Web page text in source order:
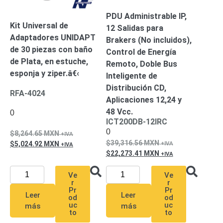
con
Respaldo Inyectores
PoEPDUPlantas
de
EnergíaPoE
Alcance
Completos
IP
Canales
TurboHD
de 8
Canales
Monitores
Kit Universal de
Adaptadores UNIDAPT
de 30 piezas con baño
de Plata, en estuche,
esponja y ziper.â€‹
RFA-4024
0
8,264.65MXN
5,024.92 MXN
Leer
más
Ve
r
Pr
od
uc
to
PDU Administrable IP,
12 Salidas para
Brakers (No incluidos),
Control de Energía
Remoto, Doble Bus
Inteligente de
Distribución CD,
Aplicaciones 12,24 y
48 Vcc.
ICT200DB-12IRC
0
39,316.56MXN
22,273.41 MXN
Leer
más
Ve
r
Pr
od
uc
to